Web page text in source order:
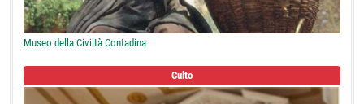
Museo della Civiltà Contadina
Culto